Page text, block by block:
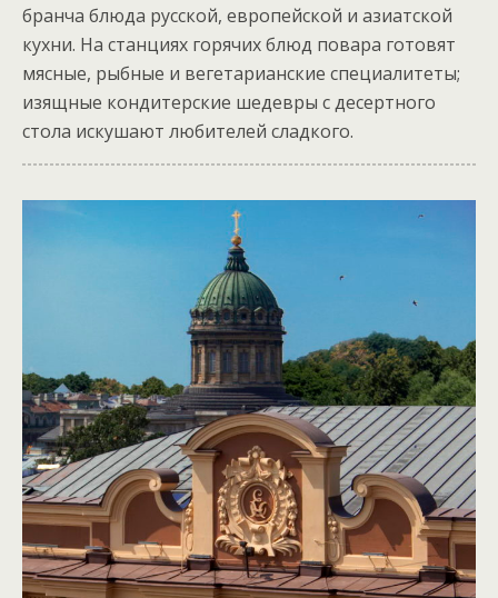
бранча блюда русской, европейской и азиатской
кухни. На станциях горячих блюд повара готовят
мясные, рыбные и вегетарианские специалитеты;
изящные кондитерские шедевры с десертного
стола искушают любителей сладкого.